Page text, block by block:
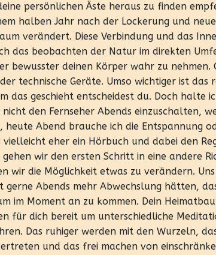
persönlichen Äste heraus zu finden
halben Jahr nach der Lockerung und
verändert. Diese Verbindung und das
das beobachten der Natur im direkten
bewusster deinen Körper wahr zu
technische Geräte. Umso wichtiger ist
das geschieht entscheidest du. Doch halte
nicht den Fernseher Abends einzuschalten,
heute Abend brauche ich die Entspannung
vielleicht eher ein Hörbuch und dabei den
gehen wir den ersten Schritt in eine andere
wir die Möglichkeit etwas zu verändern.
gerne Abends mehr Abwechslung hätten,
im Moment an zu kommen. Dein
für dich bereit um unterschiedliche
Das ruhiger werden mit den Wurzeln,
und das frei machen von